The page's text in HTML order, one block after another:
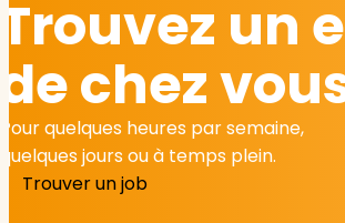
Trouvez un
de chez
Pour quelques heures par semaine,
quelques jours ou à temps plein.
Trouver un job